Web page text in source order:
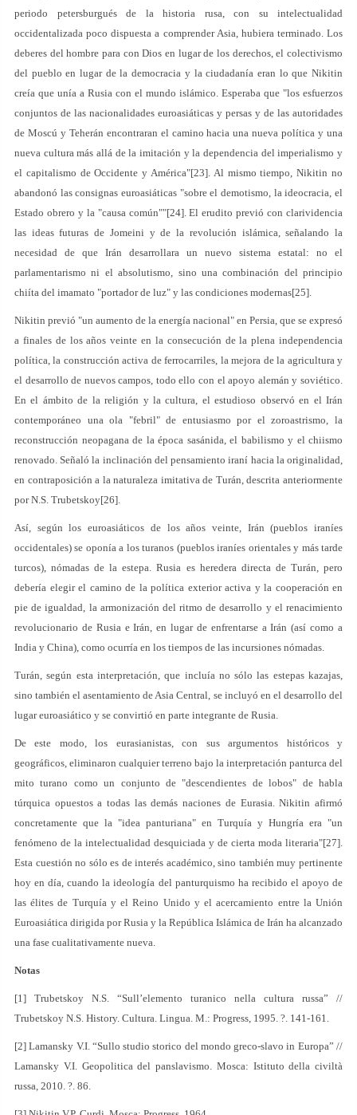
periodo petersburgués de la historia rusa, con su intelectualidad
occidentalizada poco dispuesta a comprender Asia, hubiera terminado. Los
deberes del hombre para con Dios en lugar de los derechos, el colectivismo
del pueblo en lugar de la democracia y la ciudadanía eran lo que Nikitin
creía que unía a Rusia con el mundo islámico. Esperaba que "los esfuerzos
conjuntos de las nacionalidades euroasiáticas y persas y de las autoridades
de Moscú y Teherán encontraran el camino hacia una nueva política y una
nueva cultura más allá de la imitación y la dependencia del imperialismo y
el capitalismo de Occidente y América"[23]. Al mismo tiempo, Nikitin no
abandonó las consignas euroasiáticas "sobre el demotismo, la ideocracia, el
Estado obrero y la "causa común""[24]. El erudito previó con clarividencia
las ideas futuras de Jomeini y de la revolución islámica, señalando la
necesidad de que Irán desarrollara un nuevo sistema estatal: no el
parlamentarismo ni el absolutismo, sino una combinación del principio
chiíta del imamato "portador de luz" y las condiciones modernas[25].
Nikitin previó "un aumento de la energía nacional" en Persia, que se expresó
a finales de los años veinte en la consecución de la plena independencia
política, la construcción activa de ferrocarriles, la mejora de la agricultura y
el desarrollo de nuevos campos, todo ello con el apoyo alemán y soviético.
En el ámbito de la religión y la cultura, el estudioso observó en el Irán
contemporáneo una ola "febril" de entusiasmo por el zoroastrismo, la
reconstrucción neopagana de la época sasánida, el babilismo y el chiismo
renovado. Señaló la inclinación del pensamiento iraní hacia la originalidad,
en contraposición a la naturaleza imitativa de Turán, descrita anteriormente
por N.S. Trubetskoy[26].
Así, según los euroasiáticos de los años veinte, Irán (pueblos iraníes
occidentales) se oponía a los turanos (pueblos iraníes orientales y más tarde
turcos), nómadas de la estepa. Rusia es heredera directa de Turán, pero
debería elegir el camino de la política exterior activa y la cooperación en
pie de igualdad, la armonización del ritmo de desarrollo y el renacimiento
revolucionario de Rusia e Irán, en lugar de enfrentarse a Irán (así como a
India y China), como ocurría en los tiempos de las incursiones nómadas.
Turán, según esta interpretación, que incluía no sólo las estepas kazajas,
sino también el asentamiento de Asia Central, se incluyó en el desarrollo del
lugar euroasiático y se convirtió en parte integrante de Rusia.
De este modo, los eurasianistas, con sus argumentos históricos y
geográficos, eliminaron cualquier terreno bajo la interpretación panturca del
mito turano como un conjunto de "descendientes de lobos" de habla
túrquica opuestos a todas las demás naciones de Eurasia. Nikitin afirmó
concretamente que la "idea panturiana" en Turquía y Hungría era "un
fenómeno de la intelectualidad desquiciada y de cierta moda literaria"[27].
Esta cuestión no sólo es de interés académico, sino también muy pertinente
hoy en día, cuando la ideología del panturquismo ha recibido el apoyo de
las élites de Turquía y el Reino Unido y el acercamiento entre la Unión
Euroasiática dirigida por Rusia y la República Islámica de Irán ha alcanzado
una fase cualitativamente nueva.
Notas
[1] Trubetskoy N.S. “Sull’elemento turanico nella cultura russa” //
Trubetskoy N.S. History. Cultura. Lingua. M.: Progress, 1995. ?. 141-161.
[2] Lamansky V.I. “Sullo studio storico del mondo greco-slavo in Europa” //
Lamansky V.I. Geopolitica del panslavismo. Mosca: Istituto della civiltà
russa, 2010. ?. 86.